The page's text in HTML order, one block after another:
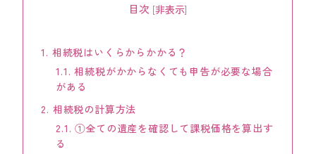
SOCIAL AND LABOR CORPORATION
キークレア不動産株式会社
KEYCREA KHM TAX & ACCOUNTING CO.,LTD.
Keycrea KHM Tax & Accounting Co.,Ltd.
目次 [非表示]
1. 相続税はいくらからかかる？
1.1. 相続税がかからなくても申告が必要な場合
がある
2. 相続税の計算方法
2.1. ①全ての遺産を確認して課税価格を算出す
る